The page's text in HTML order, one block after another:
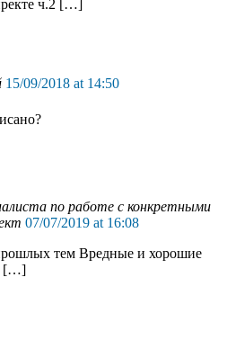
ч.2 […]
15/09/2018 at 14:50
по работе с конкретными
07/07/2019 at 16:08
тем Вредные и хорошие
[…]